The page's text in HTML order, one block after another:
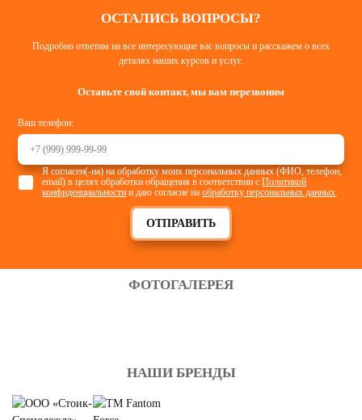
ОСТАЛИСЬ ВОПРОСЫ?
Подробно ответим на все интересующие вас вопросы и расскажем о всех
деталях наших курсов и услуг.
Оставьте свой контакт, мы вам перезвоним
Ваш телефон:
ОТПРАВИТЬ
Я согласен(-на) на обработку моих персональных данных (ФИО, телефон,
email) в целях обработки обращения в соответствии сПолитикой
конфиденциальности и даю согласие наобработку персональных данных.
ФОТОГАЛЕРЕЯ
НАШИ БРЕНДЫ